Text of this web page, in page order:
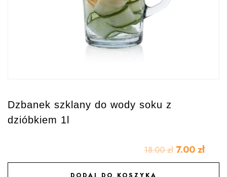
Dzbanek szklany do wody soku z
dzióbkiem 1l
18.00zł 7.00 zł